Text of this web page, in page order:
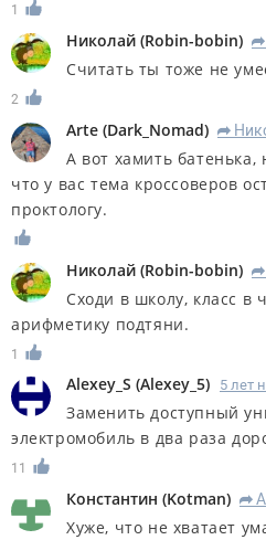
1
Николай (Robin-bobin) R
Считать ты тоже не
2
Arte (Dark_Nomad) R
А вот хамить батенька,
что у вас тема кроссоверов
проктологу.
Николай (Robin-bobin) R
Сходи в школу, класс в
арифметику подтяни.
1
Alexey_S (Alexey_5) 5 лет
Заменить доступный
электромобиль в два раза
11
Константин (Kotman) R
Хуже, что не хватает